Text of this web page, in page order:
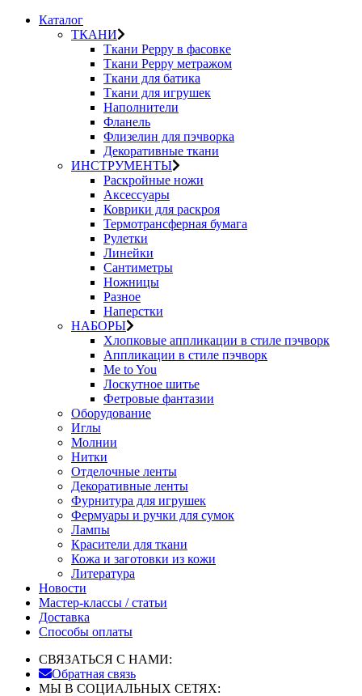
Каталог
ТКАНИ
Ткани Peppy в фасовке
Ткани Peppy метражом
Ткани для батика
Ткани для игрушек
Наполнители
Фланель
Флизелин для пэчворка
Декоративные ткани
ИНСТРУМЕНТЫ
Раскройные ножи
Аксессуары
Коврики для раскроя
Термотрансферная бумага
Рулетки
Линейки
Сантиметры
Ножницы
Разное
Наперстки
НАБОРЫ
Хлопковые аппликации в стиле пэчворк
Аппликации в стиле пэчворк
Me to You
Лоскутное шитье
Фетровые фантазии
Оборудование
Иглы
Молнии
Нитки
Отделочные ленты
Декоративные ленты
Фурнитура для игрушек
Фермуары и ручки для сумок
Лампы
Красители для ткани
Кожа и заготовки из кожи
Литература
Новости
Мастер-классы / статьи
Доставка
Способы оплаты
СВЯЗАТЬСЯ С НАМИ:
Обратная связь
МЫ В СОЦИАЛЬНЫХ СЕТЯХ: